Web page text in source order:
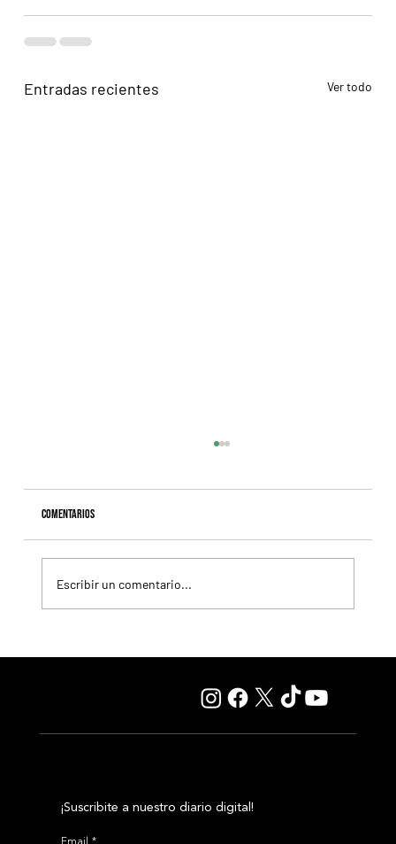
Entradas recientes Ver todo
Comentarios
Escribir un comentario...
¡Suscribite a nuestro diario digital!